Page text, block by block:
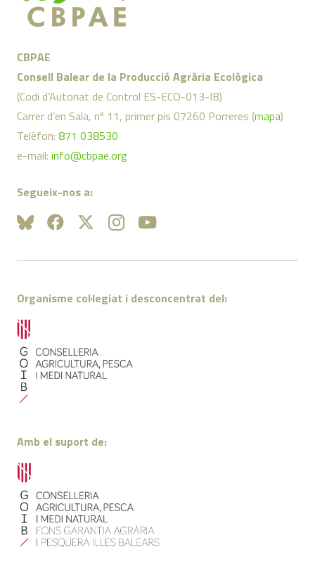
CBPAE
Consell Balear de la Producció Agrària Ecològica
(Codi d’Autoriat de Control ES-ECO-013-IB)
Carrer d’en Sala, nº 11, primer pis 07260 Porreres (mapa)
Telèfon: 871 038530
e-mail: info@cbpae.org
Segueix-nos a:
Organisme col·legiat i desconcentrat del:
Amb el suport de: